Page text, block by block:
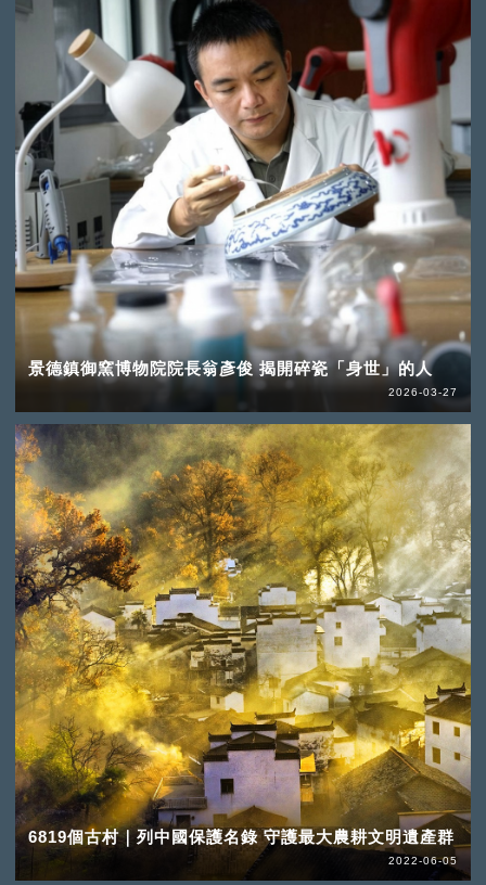
景德鎮御窯博物院院長翁彥俊 揭開碎瓷「身世」的人
2026-03-27
6819個古村｜列中國保護名錄 守護最大農耕文明遺產群
2022-06-05